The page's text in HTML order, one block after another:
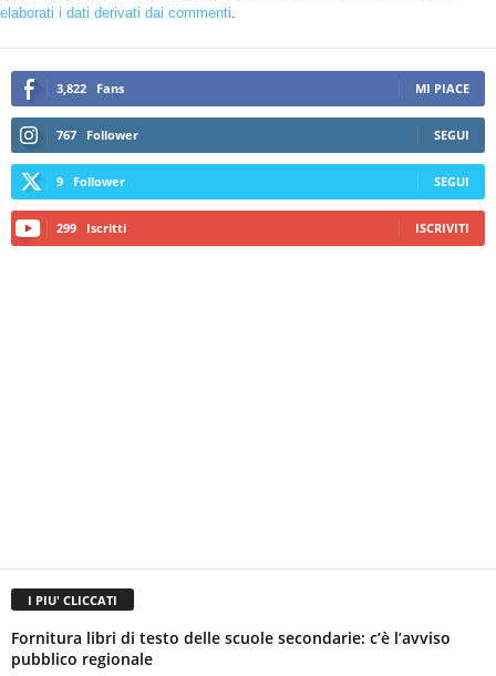
elaborati i dati derivati dai commenti.
3,822 Fans MI PIACE
767 Follower SEGUI
9 Follower SEGUI
299 Iscritti ISCRIVITI
I PIU' CLICCATI
Fornitura libri di testo delle scuole secondarie: c’è l’avviso
pubblico regionale